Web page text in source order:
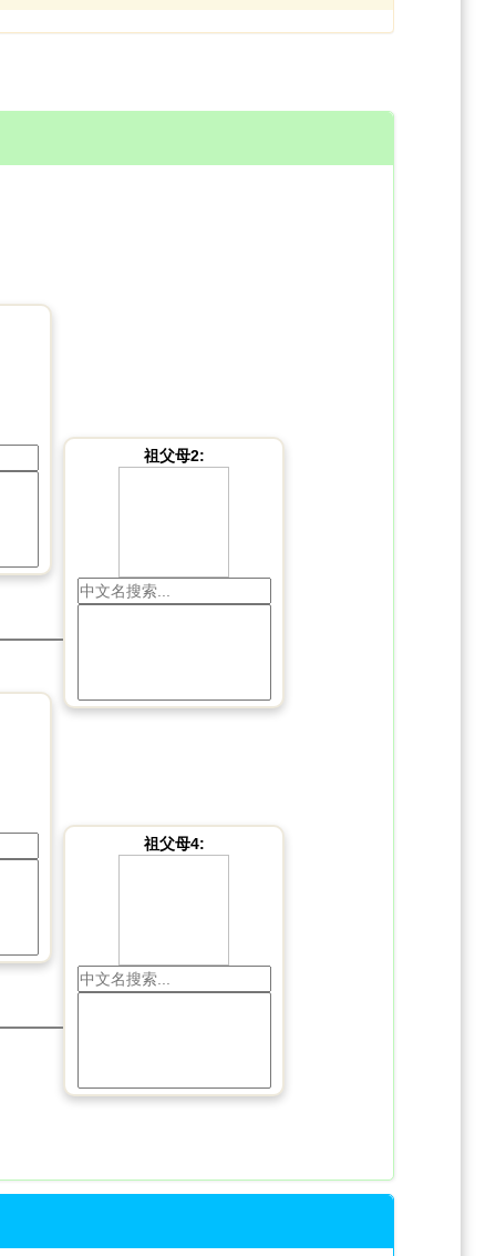
祖父母2:
祖父母4: